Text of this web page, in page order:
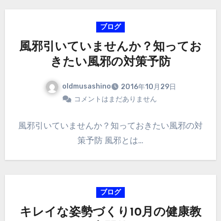
ブログ
風邪引いていませんか？知ってお
きたい風邪の対策予防
oldmusashino
2016年10月29日
コメントはまだありません
風邪引いていませんか？知っておきたい風邪の対
策予防 風邪とは…
ブログ
キレイな姿勢づくり10月の健康教